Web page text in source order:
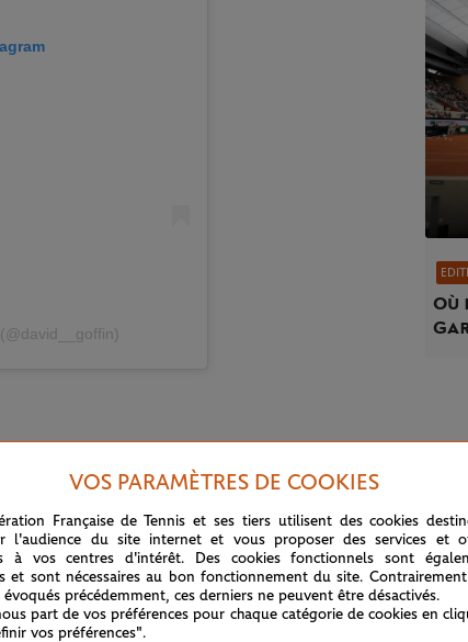
ligne de départ. Loin de là. Citons aussi
qualifications Porte d'Auteuil, où il avait
en 2017, court après son meilleur
pectoral survenue alors qu'il menait deux
Jannik Sinner.
Où
VOS PARAMÈTRES DE COOKIES
Française de Tennis et ses tiers utilisent des cookies
l'audience du site internet et vous proposer des services et
à vos centres d'intérêt. Des cookies fonctionnels sont
et sont nécessaires au bon fonctionnement du site.
évoqués précédemment, ces derniers ne peuvent être désactivés.
part de vos préférences pour chaque catégorie de cookies en
vos préférences".